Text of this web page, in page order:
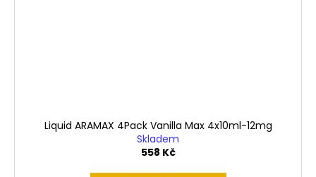
Liquid ARAMAX 4Pack Vanilla Max 4x10ml-12mg
Skladem
558 Kč